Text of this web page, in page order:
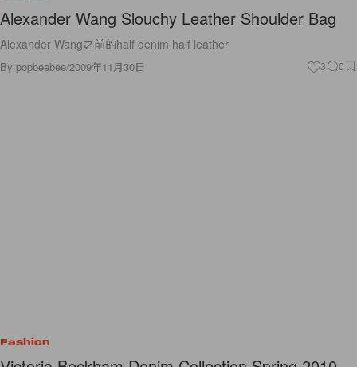
Alexander Wang Slouchy Leather Shoulder Bag
Alexander Wang之前的half denim half leather
By popbeebee/2009年11月30日 3 0
Fashion